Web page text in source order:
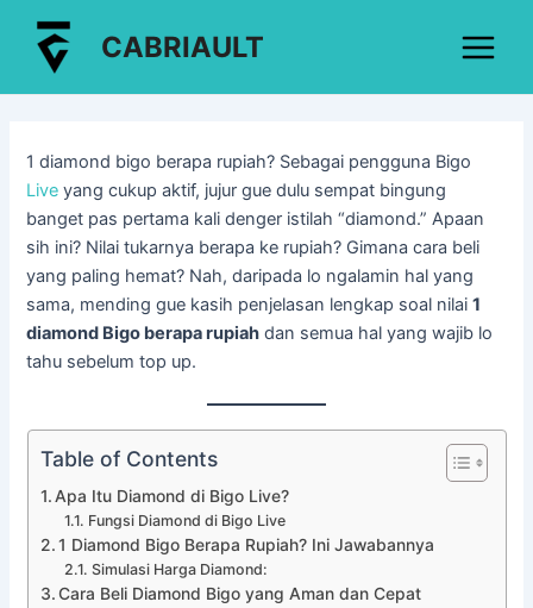
konten
CABRIAULT
Menu
1 diamond bigo berapa rupiah? Sebagai pengguna Bigo
Live yang cukup aktif, jujur gue dulu sempat bingung
banget pas pertama kali denger istilah “diamond.” Apaan
sih ini? Nilai tukarnya berapa ke rupiah? Gimana cara beli
yang paling hemat? Nah, daripada lo ngalamin hal yang
sama, mending gue kasih penjelasan lengkap soal nilai1
diamond Bigo berapa rupiah dan semua hal yang wajib lo
tahu sebelum top up.
Table of Contents
Apa Itu Diamond di Bigo Live?
Fungsi Diamond di Bigo Live
1 Diamond Bigo Berapa Rupiah? Ini Jawabannya
Simulasi Harga Diamond:
Cara Beli Diamond Bigo yang Aman dan Cepat
navigation